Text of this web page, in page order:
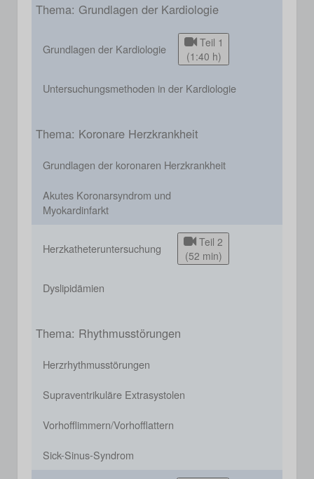
Thema: Grundlagen der Kardiologie
Grundlagen der Kardiologie
Teil 1
(1:40 h)
Untersuchungsmethoden in der Kardiologie
Thema: Koronare Herzkrankheit
Grundlagen der koronaren Herzkrankheit
Akutes Koronarsyndrom und
Myokardinfarkt
Herzkatheteruntersuchung
Teil 2
(52 min)
Dyslipidämien
Thema: Rhythmusstörungen
Herzrhythmusstörungen
Supraventrikuläre Extrasystolen
Vorhofflimmern/Vorhofflattern
Sick-Sinus-Syndrom